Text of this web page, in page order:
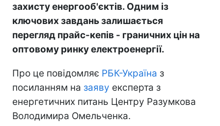
захисту енергооб'єктів. Одним із
ключових завдань залишається
перегляд прайс-кепів - граничних цін на
оптовому ринку електроенергії.
Про це повідомляє РБК-Україна з
посиланням на заяву експерта з
енергетичних питань Центру Разумкова
Володимира Омельченка.